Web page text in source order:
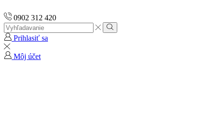
0902 312 420
Search
input
Vyhľadávanie
Prihlasiť sa
Môj účet